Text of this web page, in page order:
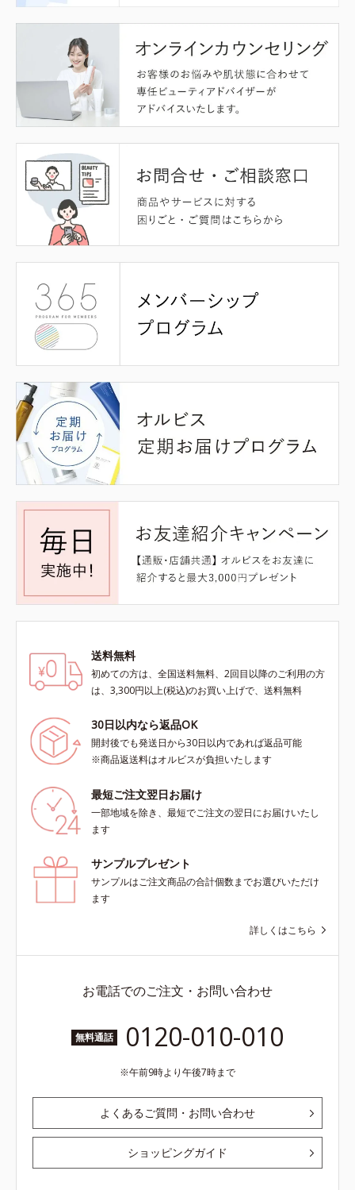
送料無料
初めての方は、全国送料無料、2回目以降のご利用の方
は、3,300円以上(税込)のお買い上げで、送料無料
30日以内なら返品OK
開封後でも発送日から30日以内であれば返品可能
※商品返送料はオルビスが負担いたします
最短ご注文翌日お届け
一部地域を除き、最短でご注文の翌日にお届けいたし
ます
サンプルプレゼント
サンプルはご注文商品の合計個数までお選びいただけ
ます
詳しくはこちら
お電話でのご注文・お問い合わせ
無料通話 0120-010-010
午前9時より午後7時まで
よくあるご質問・お問い合わせ
ショッピングガイド